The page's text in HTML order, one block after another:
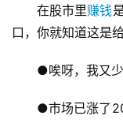
在股市里赚钱
口，你就知道这是
●唉呀，我又
●市场已涨了